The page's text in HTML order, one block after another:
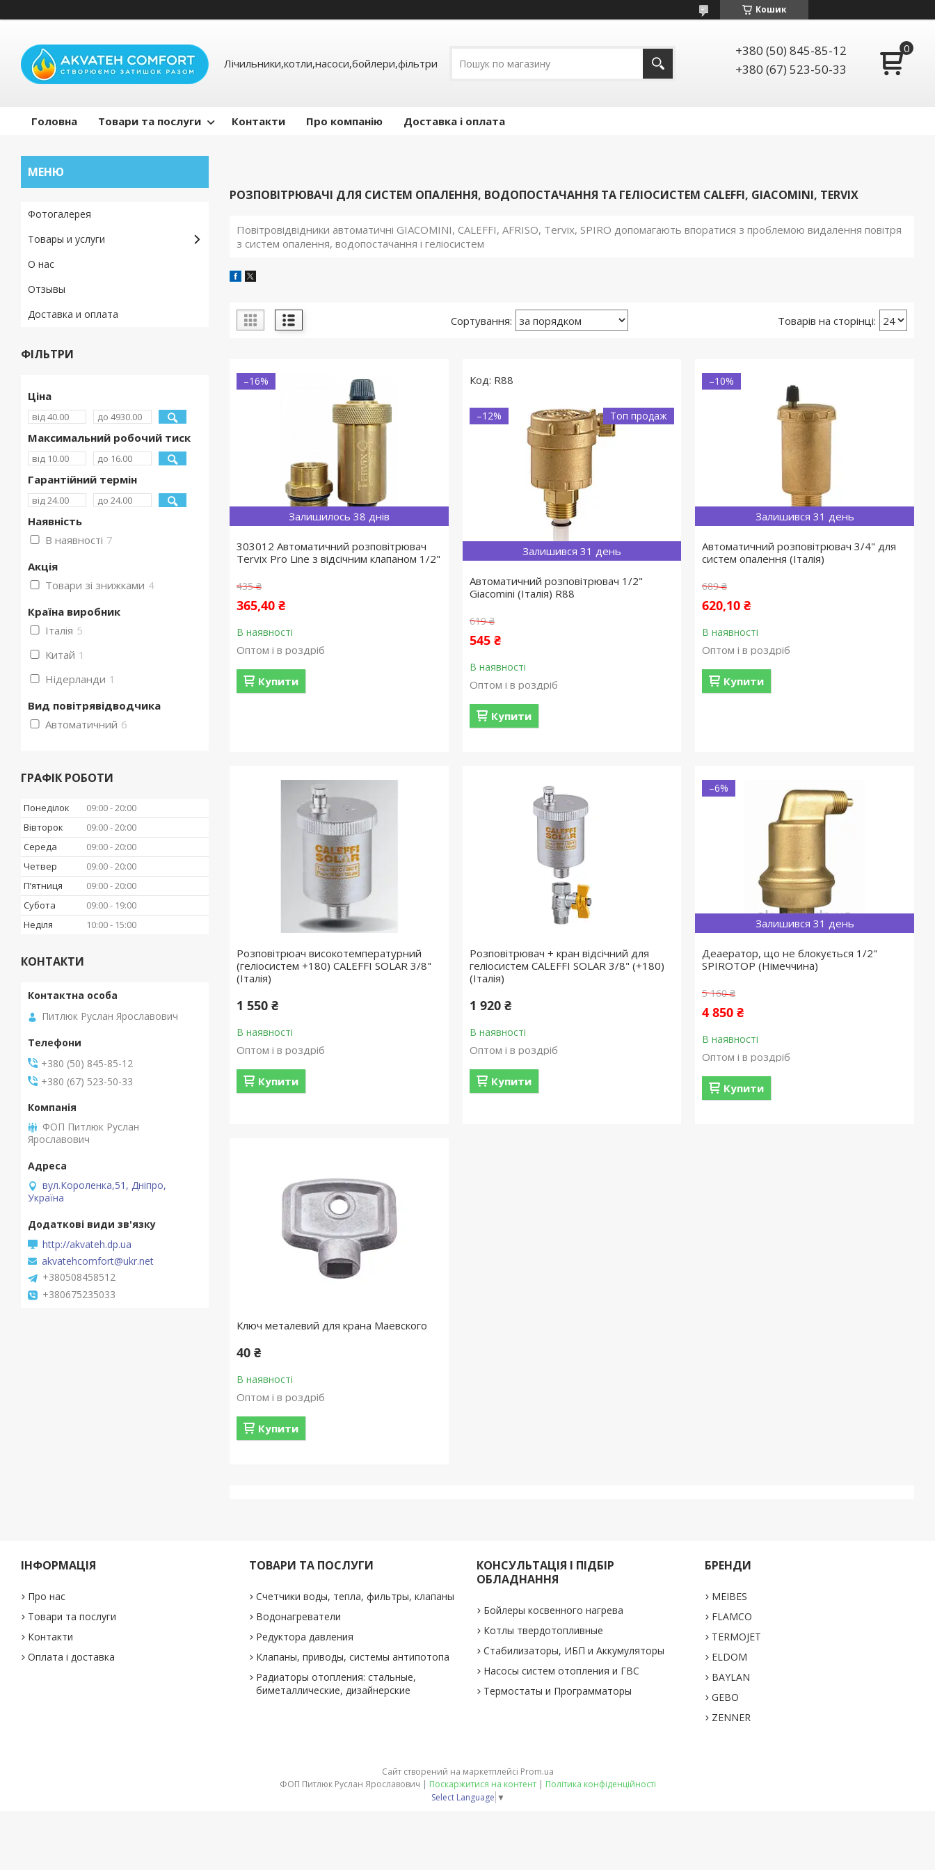
Кошик
Лічильники,котли,насоси,бойлери,фільтри
+380 (50) 845-85-12
+380 (67) 523-50-33
Головна Товари та послуги Контакти Про компанію Доставка і оплата
РОЗПОВІТРЮВАЧІ ДЛЯ СИСТЕМ ОПАЛЕННЯ, ВОДОПОСТАЧАННЯ ТА ГЕЛІОСИСТЕМ CALEFFI, GIACOMINI, TERVIX
Повітровідвідники автоматичні GIACOMINI, CALEFFI, AFRISO, Tervix, SPIRO допомагають впоратися з проблемою видалення повітря
з систем опалення, водопостачання і геліосистем
Залишилось 38 днів
–16%
303012 Автоматичний розповітрювач
Tervix Pro Line з відсічним клапаном 1/2"
435 ₴
365,40 ₴
В наявності
Оптом і в роздріб
Купити
R88
Залишився 31 день
Топ продаж
–12%
Автоматичний розповітрювач 1/2"
Giacomini (Італія) R88
619 ₴
545 ₴
В наявності
Оптом і в роздріб
Купити
Залишився 31 день
–10%
Автоматичний розповітрювач 3/4" для
систем опалення (Італія)
689 ₴
620,10 ₴
В наявності
Оптом і в роздріб
Купити
Розповітрюач високотемпературний
(геліосистем +180) CALEFFI SOLAR 3/8"
(Італія)
1 550 ₴
В наявності
Оптом і в роздріб
Купити
Розповітрювач + кран відсічний для
геліосистем CALEFFI SOLAR 3/8" (+180)
(Італія)
1 920 ₴
В наявності
Оптом і в роздріб
Купити
Залишився 31 день
–6%
Деаератор, що не блокується 1/2"
SPIROTOP (Німеччина)
5 160 ₴
4 850 ₴
В наявності
Оптом і в роздріб
Купити
Ключ металевий для крана Маевского
40 ₴
В наявності
Оптом і в роздріб
Купити
Фотогалерея
Товары и услуги
О нас
Отзывы
Доставка и оплата
ФІЛЬТРИ
Ціна
Максимальний робочий тиск
Гарантійний термін
Наявність
В наявності 7
Акція
Товари зі знижками 4
Країна виробник
Італія 5
Китай 1
Нідерланди 1
Вид повітрявідводчика
Автоматичний 6
ГРАФІК РОБОТИ
Понеділок 09:00 20:00
Вівторок
09:00 20:00
Середа
09:00 20:00
Четвер
09:00 20:00
Пʼятниця
09:00 20:00
Субота
09:00
19:00
Неділя
10:00 15:00
КОНТАКТИ
Питлюк Руслан Ярославович
+380 (50) 845-85-12
+380 (67) 523-50-33
ФОП Питлюк Руслан
Ярославович
вул.Короленка,51, Дніпро,
Україна
http://akvateh.dp.ua
akvatehcomfort@ukr.net
+380508458512
+380675235033
ІНФОРМАЦІЯ
Про нас
Товари та послуги
Контакти
Оплата і доставка
ТОВАРИ ТА ПОСЛУГИ
Счетчики воды, тепла, фильтры, клапаны
Водонагреватели
Редуктора давления
Клапаны, приводы, системы антипотопа
Радиаторы отопления: стальные,
биметаллические, дизайнерские
КОНСУЛЬТАЦІЯ І ПІДБІР
ОБЛАДНАННЯ
Бойлеры косвенного нагрева
Котлы твердотопливные
Стабилизаторы, ИБП и Аккумуляторы
Насосы систем отопления и ГВС
Термостаты и Программаторы
БРЕНДИ
MEIBES
FLAMCO
TERMOJET
ELDOM
BAYLAN
GEBO
ZENNER
Сайт створений на маркетплейсі Prom.ua
ФОП Питлюк Руслан Ярославович | Поскаржитися на контент | Політика конфіденційності
Select Language ▼